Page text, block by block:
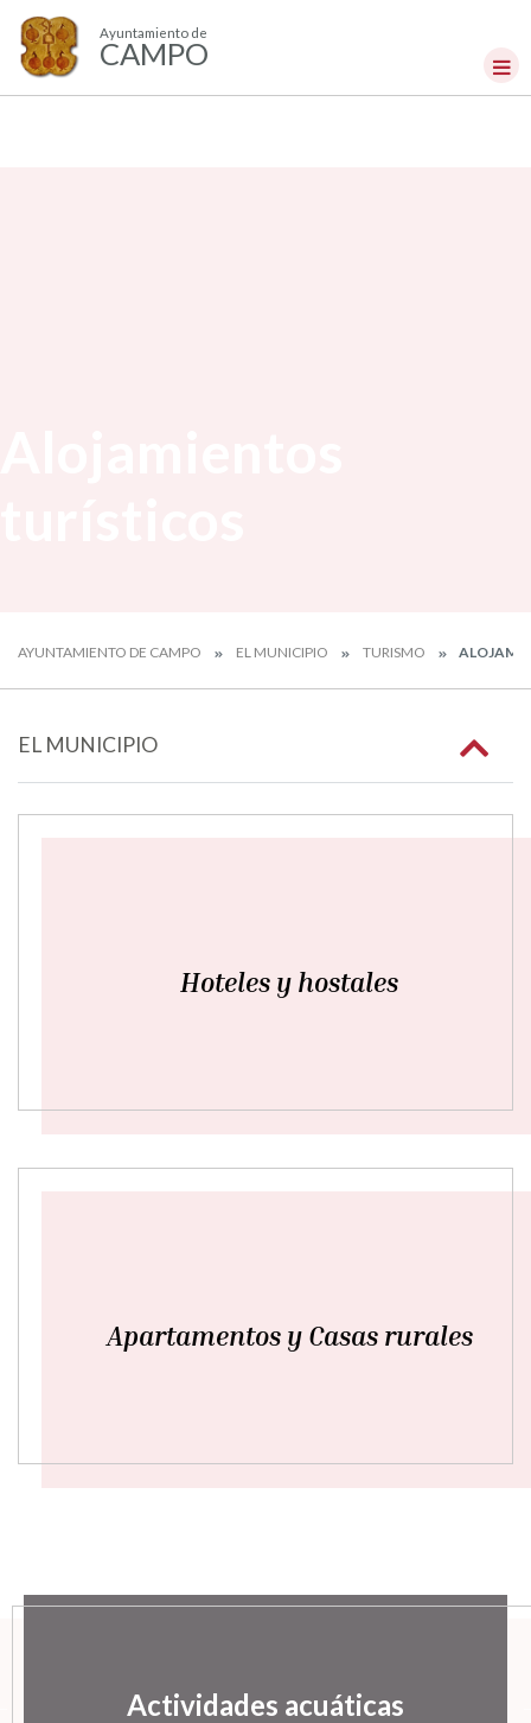
Ayuntamiento de
CAMPO
AYUNTAMIENTO DE CAMPO EL MUNICIPIO TURISMO
EL MUNICIPIO
Hoteles y hostales
Apartamentos y Casas rurales
Actividades acuáticas